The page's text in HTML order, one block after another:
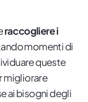
raccogliere i
momenti di
queste
migliorare
ai bisogni degli